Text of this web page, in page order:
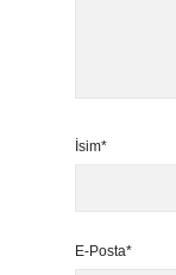
İsim*
E-Posta*